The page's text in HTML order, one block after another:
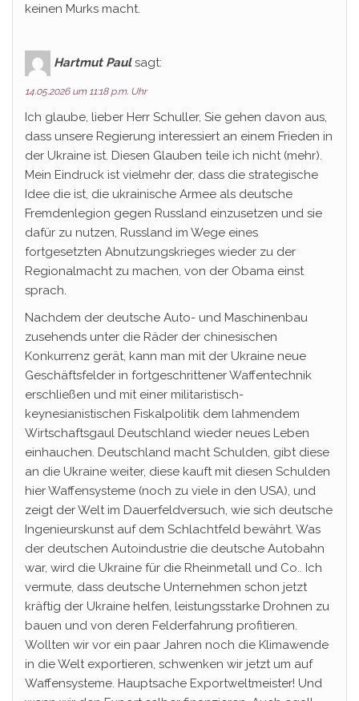
keinen Murks macht.
Hartmut Paul sagt:
14.05.2026 um 11:18 p.m. Uhr
Ich glaube, lieber Herr Schuller, Sie gehen davon aus,
dass unsere Regierung interessiert an einem Frieden in
der Ukraine ist. Diesen Glauben teile ich nicht (mehr).
Mein Eindruck ist vielmehr der, dass die strategische
Idee die ist, die ukrainische Armee als deutsche
Fremdenlegion gegen Russland einzusetzen und sie
dafür zu nutzen, Russland im Wege eines
fortgesetzten Abnutzungskrieges wieder zu der
Regionalmacht zu machen, von der Obama einst
sprach.
Nachdem der deutsche Auto- und Maschinenbau
zusehends unter die Räder der chinesischen
Konkurrenz gerät, kann man mit der Ukraine neue
Geschäftsfelder in fortgeschrittener Waffentechnik
erschließen und mit einer militaristisch-
keynesianistischen Fiskalpolitik dem lahmendem
Wirtschaftsgaul Deutschland wieder neues Leben
einhauchen. Deutschland macht Schulden, gibt diese
an die Ukraine weiter, diese kauft mit diesen Schulden
hier Waffensysteme (noch zu viele in den USA), und
zeigt der Welt im Dauerfeldversuch, wie sich deutsche
Ingenieurskunst auf dem Schlachtfeld bewährt. Was
der deutschen Autoindustrie die deutsche Autobahn
war, wird die Ukraine für die Rheinmetall und Co.. Ich
vermute, dass deutsche Unternehmen schon jetzt
kräftig der Ukraine helfen, leistungsstarke Drohnen zu
bauen und von deren Felderfahrung profitieren.
Wollten wir vor ein paar Jahren noch die Klimawende
in die Welt exportieren, schwenken wir jetzt um auf
Waffensysteme. Hauptsache Exportweltmeister! Und